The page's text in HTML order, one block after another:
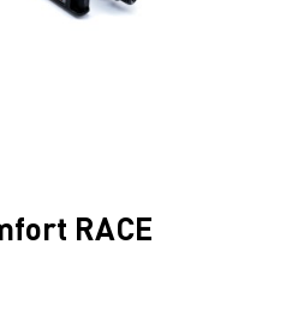
RACE